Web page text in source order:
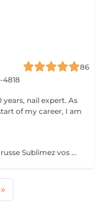
86
4818
nail expert. As
of my career, I am
Semi-permanent technique manucure russe Sublimez vos ongles avec notre manucure russe, une technique professionnelle qui offre un résultat ultra-précis et durable. Cette prestation inclut : Soin complet des ongles et cuticules Limage et préparation minutieuse Application du semi-permanent pour un rendu net et élégant Résultat impeccable : la repousse n'est pas visible pendant 10 jours Durée : 45 minutes
»